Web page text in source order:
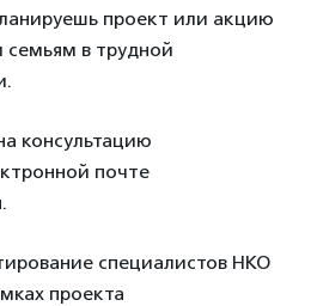
проект или акцию
в трудной
консультацию
почте
специалистов НКО
проекта